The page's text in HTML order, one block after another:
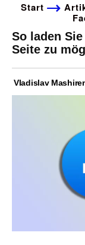
Start
So laden
Seite zu
Vladislav